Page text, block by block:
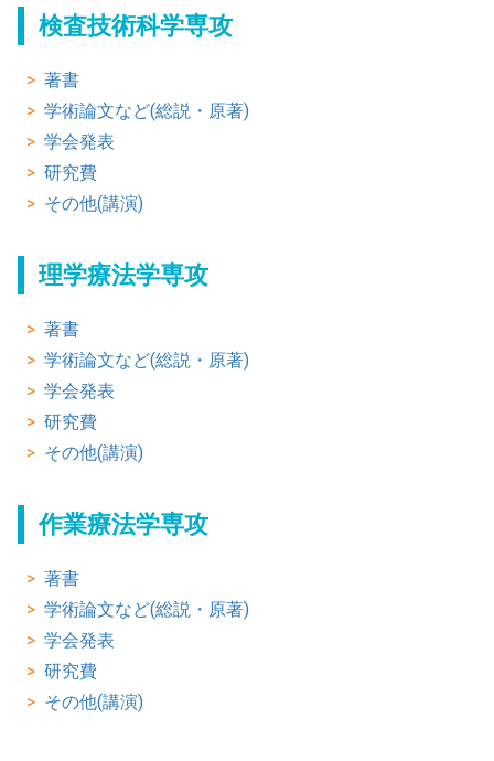
検査技術科学専攻
著書
学術論文など(総説・原著)
学会発表
研究費
その他(講演)
理学療法学専攻
著書
学術論文など(総説・原著)
学会発表
研究費
その他(講演)
作業療法学専攻
著書
学術論文など(総説・原著)
学会発表
研究費
その他(講演)